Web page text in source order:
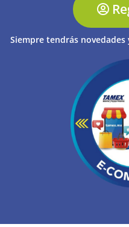
Siempre tendrás